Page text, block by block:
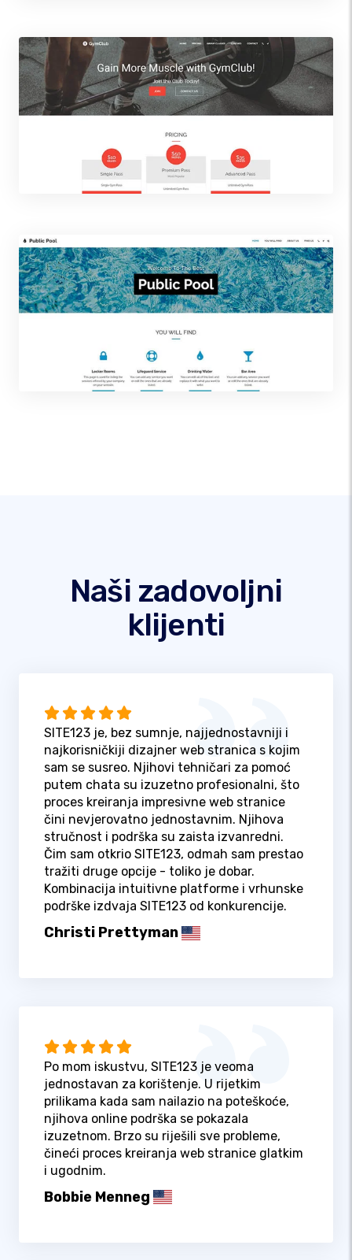
Naši zadovoljni
klijenti
SITE123 je, bez sumnje, najjednostavniji i
najkorisničkiji dizajner web stranica s kojim
sam se susreo. Njihovi tehničari za pomoć
putem chata su izuzetno profesionalni, što
proces kreiranja impresivne web stranice
čini nevjerovatno jednostavnim. Njihova
stručnost i podrška su zaista izvanredni.
Čim sam otkrio SITE123, odmah sam prestao
tražiti druge opcije - toliko je dobar.
Kombinacija intuitivne platforme i vrhunske
podrške izdvaja SITE123 od konkurencije.
Christi Prettyman
Po mom iskustvu, SITE123 je veoma
jednostavan za korištenje. U rijetkim
prilikama kada sam nailazio na poteškoće,
njihova online podrška se pokazala
izuzetnom. Brzo su riješili sve probleme,
čineći proces kreiranja web stranice glatkim
i ugodnim.
Bobbie Menneg